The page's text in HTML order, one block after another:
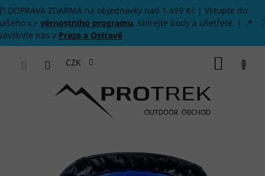
Přejít na obsah
DOPRAVA ZDARMA na objednávky nad 1.499 Kč | Vstupte do
👉 věrnostního programu, sbírejte body a ušetřete. | 📍
nás v Praze a Ostravě
CZK